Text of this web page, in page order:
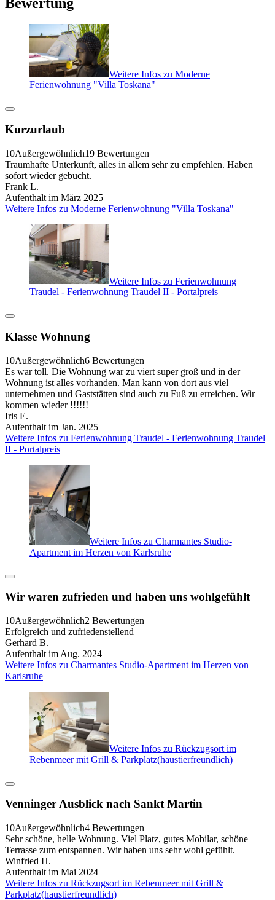
Weitere Infos zu Moderne
Ferienwohnung "Villa Toskana"
Kurzurlaub
10Außergewöhnlich19 Bewertungen
Traumhafte Unterkunft, alles in allem sehr zu empfehlen. Haben
sofort wieder gebucht.
Frank L.
Aufenthalt im März 2025
Weitere Infos zu Moderne Ferienwohnung "Villa Toskana"
Weitere Infos zu Ferienwohnung
Traudel - Ferienwohnung Traudel II - Portalpreis
Klasse Wohnung
10Außergewöhnlich6 Bewertungen
Es war toll. Die Wohnung war zu viert super groß und in der
Wohnung ist alles vorhanden. Man kann von dort aus viel
unternehmen und Gaststätten sind auch zu Fuß zu erreichen. Wir
kommen wieder !!!!!!
Iris E.
Aufenthalt im Jan. 2025
Weitere Infos zu Ferienwohnung Traudel - Ferienwohnung Traudel
II - Portalpreis
Weitere Infos zu Charmantes Studio-
Apartment im Herzen von Karlsruhe
Wir waren zufrieden und haben uns wohlgefühlt
10Außergewöhnlich2 Bewertungen
Erfolgreich und zufriedenstellend
Gerhard B.
Aufenthalt im Aug. 2024
Weitere Infos zu Charmantes Studio-Apartment im Herzen von
Karlsruhe
Weitere Infos zu Rückzugsort im
Rebenmeer mit Grill & Parkplatz(haustierfreundlich)
Venninger Ausblick nach Sankt Martin
10Außergewöhnlich4 Bewertungen
Sehr schöne, helle Wohnung. Viel Platz, gutes Mobilar, schöne
Terrasse zum entspannen. Wir haben uns sehr wohl gefühlt.
Winfried H.
Aufenthalt im Mai 2024
Weitere Infos zu Rückzugsort im Rebenmeer mit Grill &
Parkplatz(haustierfreundlich)